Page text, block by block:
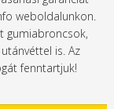
weboldalunkon.
gumiabroncsok,
is. Az
fenntartjuk!